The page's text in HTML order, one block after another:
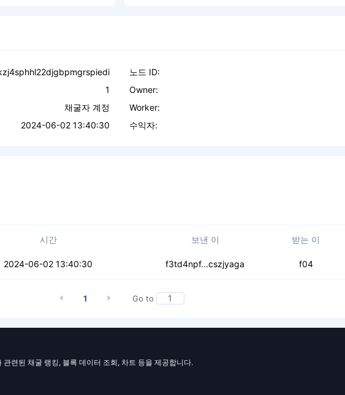
1
채굴자 계정
2024-06-02 13:40:30
노드 ID:
Owner:
Worker:
수익자:
시간 보낸 이 받는 이
2024-06-02 13:40:30 f3td4npf...cszjyaga f04
1 Go to
련된 채굴 랭킹, 블록 데이터 조회, 차트 등을 제공합니다.